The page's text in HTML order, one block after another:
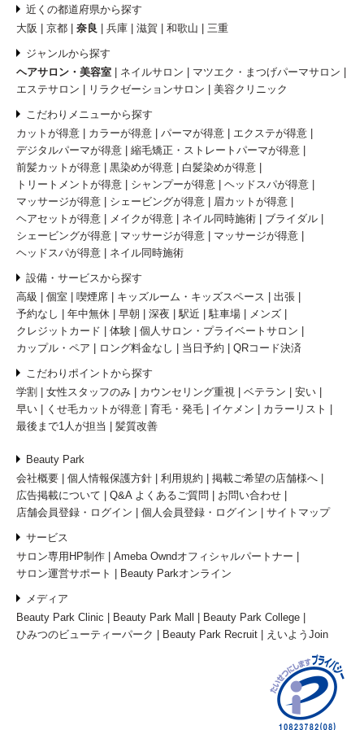
近くの都道府県から探す
大阪
京都 奈良 兵庫 滋賀 和歌山 三重
ジャンルから探す
ヘアサロン・美容室
ネイルサロン
マツエク・まつげパーマサロン
エステサロン
リラクゼーションサロン 美容クリニック
こだわりメニューから探す
カットが得意
カラーが得意 パーマが得意
エクステが得意
デジタルパーマが得意
縮毛矯正・ストレートパーマが得意
前髪カットが得意
黒染めが得意
白髪染めが得意
トリートメントが得意
シャンプーが得意
ヘッドスパが得意
マッサージが得意
シェービングが得意
眉カットが得意
ヘアセットが得意
メイクが得意 ネイル同時施術
ブライダル
シェービングが得意
マッサージが得意
マッサージが得意
ヘッドスパが得意
ネイル同時施術
設備・サービスから探す
高級
個室 喫煙席 キッズルーム・キッズスペース
出張
予約なし
年中無休 早朝 深夜 駅近 駐車場
メンズ
クレジットカード
体験
個人サロン・プライベートサロン
カップル・ペア
ロング料金なし 当日予約 QRコード決済
こだわりポイントから探す
学割
女性スタッフのみ カウンセリング重視 ベテラン
安い
早い
くせ毛カットが得意 育毛・発毛 イケメン
カラーリスト
最後まで1人が担当
髪質改善
Beauty Park
会社概要
個人情報保護方針 利用規約
掲載ご希望の店舗様へ
広告掲載について
Q&A よくあるご質問
お問い合わせ
店舗会員登録・ログイン
個人会員登録・ログイン サイトマップ
サービス
サロン専用HP制作
Ameba Owndオフィシャルパートナー
サロン運営サポート
Beauty Parkオンライン
メディア
Beauty Park Clinic
Beauty Park Mall
Beauty Park College
ひみつのビューティーパーク
Beauty Park Recruit えいようJoin